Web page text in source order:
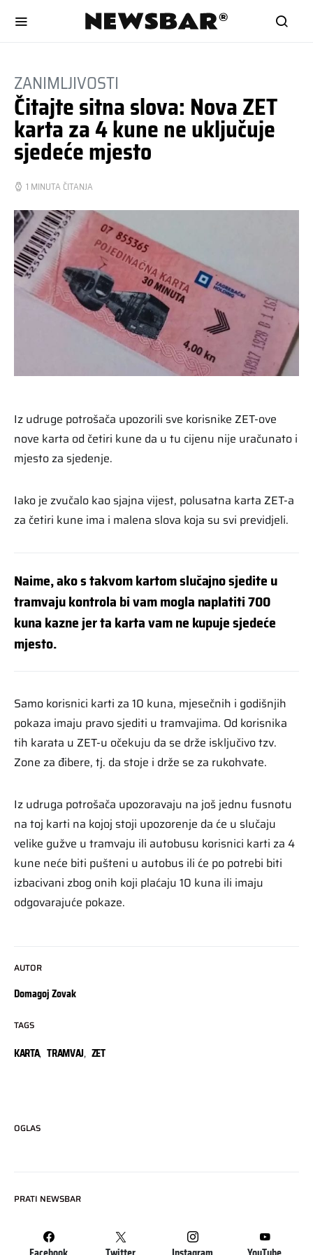
ZANIMLJIVOSTI
Čitajte sitna slova: Nova ZET
karta za 4 kune ne uključuje
sjedeće mjesto
1 MINUTA ČITANJA
AUTOR
Domagoj Zovak
TAGS
KARTA, TRAMVAJ, ZET
Iz udruge potrošača upozorili sve korisnike ZET-ove
nove karta od četiri kune da u tu cijenu nije uračunato i
mjesto za sjedenje.
Iako je zvučalo kao sjajna vijest, polusatna karta ZET-a
za četiri kune ima i malena slova koja su svi previdjeli.
Naime, ako s takvom kartom slučajno sjedite u
tramvaju kontrola bi vam mogla naplatiti 700
kuna kazne jer ta karta vam ne kupuje sjedeće
mjesto.
Samo korisnici karti za 10 kuna, mjesečnih i godišnjih
pokaza imaju pravo sjediti u tramvajima. Od korisnika
tih karata u ZET-u očekuju da se drže isključivo tzv.
Zone za đibere, tj. da stoje i drže se za rukohvate.
Iz udruga potrošača upozoravaju na još jednu fusnotu
na toj karti na kojoj stoji upozorenje da će u slučaju
velike gužve u tramvaju ili autobusu korisnici karti za 4
kune neće biti pušteni u autobus ili će po potrebi biti
izbacivani zbog onih koji plaćaju 10 kuna ili imaju
odgovarajuće pokaze.
OGLAS
PRATI NEWSBAR